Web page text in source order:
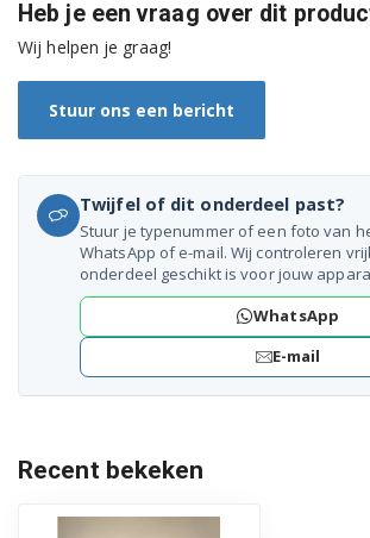
DDN38530DX 7607461677
DDN5838X 7633639042
DDN6831FX 7627131642
DEN38430XSHD 7666110100
DEN4842421W 7678867377
DEN48440S 7679367377
DF18DN44A 7666267377
DF18DN44S 7666367377
Heb je een vraag over dit
Wij helpen je graag!
Stuur ons een bericht
Twijfel of dit onderdeel past?
Stuur je typenummer of een foto van
WhatsApp of e-mail. Wij controleren
onderdeel geschikt is voor jouw
WhatsApp
E-mail
Recent bekeken